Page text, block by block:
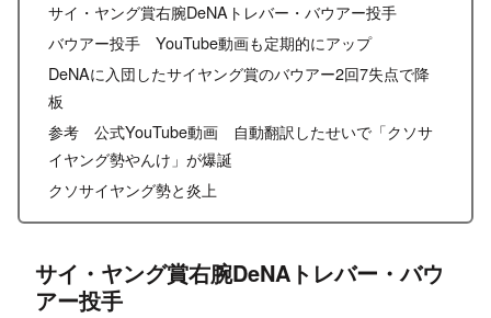
サイ・ヤング賞右腕DeNAトレバー・バウアー投手
バウアー投手 YouTube動画も定期的にアップ
DeNAに入団したサイヤング賞のバウアー2回7失点で降
板
参考 公式YouTube動画 自動翻訳したせいで「クソサ
イヤング勢やんけ」が爆誕
クソサイヤング勢と炎上
サイ・ヤング賞右腕DeNAトレバー・バウ
アー投手